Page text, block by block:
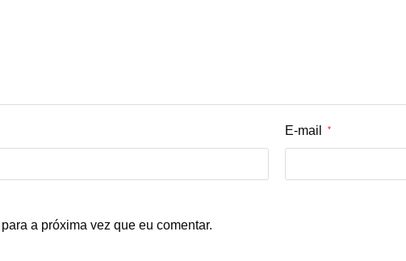
E-mail *
a próxima vez que eu comentar.